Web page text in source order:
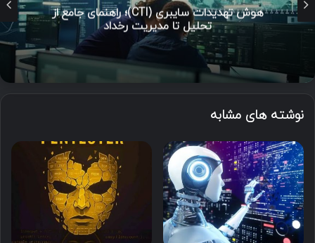
هوش تهدیدات سایبری (CTI)؛ راهنمای جامع از
تحلیل تا مدیریت رخداد
نوشته های مشابه